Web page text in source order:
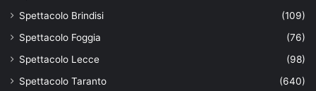
Spettacolo Brindisi
(109)
Spettacolo Foggia
(76)
Spettacolo Lecce
(98)
Spettacolo Taranto
(640)